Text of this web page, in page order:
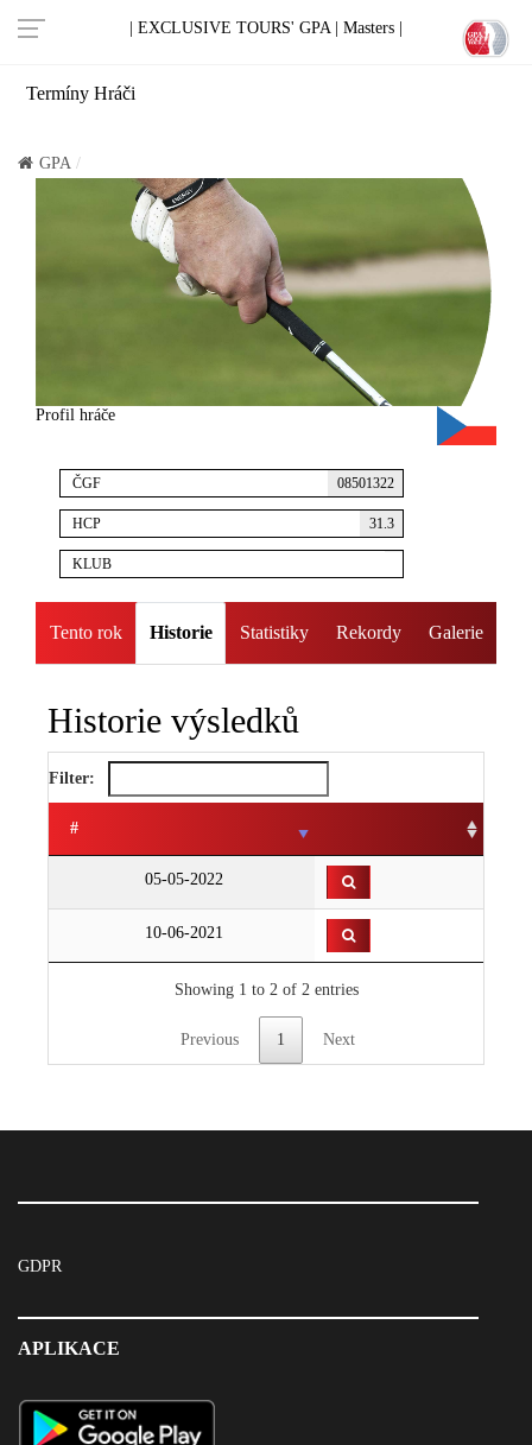
| EXCLUSIVE TOURS' GPA | Masters |
Termíny Hráči
GPA
Profil hráče
ČGF 08501322
HCP 31.3
KLUB
Tento rok Historie Statistiky Rekordy Galerie
Historie výsledků
Filter:
#
05-05-2022
10-06-2021
Showing 1 to 2 of 2 entries
Previous 1 Next
GDPR
APLIKACE